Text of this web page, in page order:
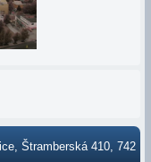
Štramberská 410, 742